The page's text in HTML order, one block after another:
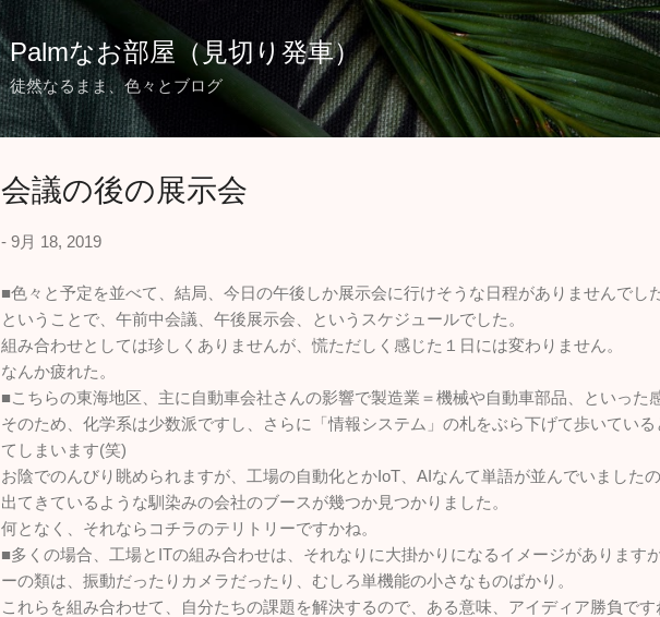
スキップしてメイン コンテンツに移動
Palmなお部屋（見切り発車）
徒然なるまま、色々とブログ
会議の後の展示会
- 9月 18, 2019
■色々と予定を並べて、結局、今日の午後しか展示会に行けそうな日程がありませんでした
ということで、午前中会議、午後展示会、というスケジュールでした。
組み合わせとしては珍しくありませんが、慌ただしく感じた１日には変わりません。
なんか疲れた。
■こちらの東海地区、主に自動車会社さんの影響で製造業＝機械や自動車部品、といった
そのため、化学系は少数派ですし、さらに「情報システム」の札をぶら下げて歩いてい
てしまいます(笑)
お陰でのんびり眺められますが、工場の自動化とかIoT、AIなんて単語が並んでいました
出てきているような馴染みの会社のブースが幾つか見つかりました。
何となく、それならコチラのテリトリーですかね。
■多くの場合、工場とITの組み合わせは、それなりに大掛かりになるイメージがあります
ーの類は、振動だったりカメラだったり、むしろ単機能の小さなものばかり。
これらを組み合わせて、自分たちの課題を解決するので、ある意味、アイディア勝負です